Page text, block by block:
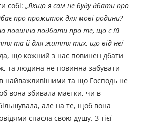
собі:„Якщо я сам не буду дбати про
про прожиток для мові родини?
повинна подбати про те, що є їй
та й для життя тих, що від неї
що кожний з нас повинен дбати
та людина не повинна забувати
найважливішими та що Господь не
вона збивала маєтки, чи в
але на те, щоб вона
спасла свою душу. З тієї